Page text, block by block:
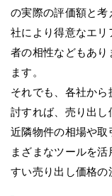
の実際の評価額と
社により得意なエ
者の相性などもあ
ます。
それでも、各社か
討すれば、売り出し
近隣物件の相場や取
まざまなツールを
すい売り出し価格の